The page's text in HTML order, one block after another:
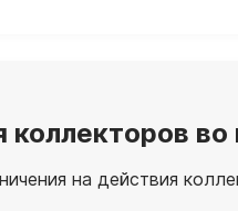
коллекторов
на действия